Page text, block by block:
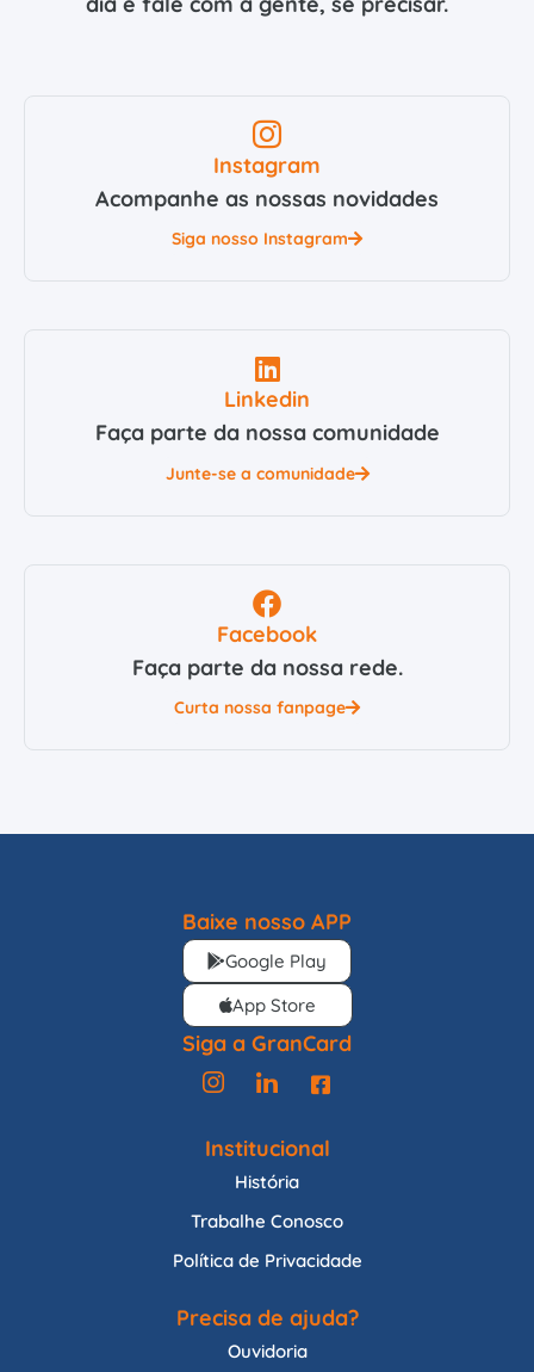
Instagram
Acompanhe as nossas novidades
Siga nosso Instagram
Linkedin
Faça parte da nossa comunidade
Junte-se a comunidade
Facebook
Faça parte da nossa rede.
Curta nossa fanpage
Baixe nosso APP
Google Play
App Store
Siga a GranCard
Institucional
História
Trabalhe Conosco
Política de Privacidade
Precisa de ajuda?
Ouvidoria